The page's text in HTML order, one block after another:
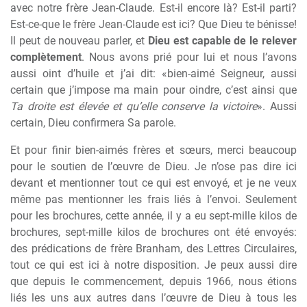
avec notre frère Jean-Claude. Est-il encore là? Est-il parti?
Est-ce-que le frère Jean-Claude est ici? Que Dieu te bénisse!
Il peut de nouveau parler, et Dieu est capable de le relever
complètement. Nous avons prié pour lui et nous l’avons
aussi oint d’huile et j’ai dit: «bien-aimé Seigneur, aussi
certain que j’impose ma main pour oindre, c’est ainsi que
Ta droite est élevée et qu’elle conserve la victoire». Aussi
certain, Dieu confirmera Sa parole.
Et pour finir bien-aimés frères et sœurs, merci beaucoup
pour le soutien de l’œuvre de Dieu. Je n’ose pas dire ici
devant et mentionner tout ce qui est envoyé, et je ne veux
même pas mentionner les frais liés à l’envoi. Seulement
pour les brochures, cette année, il y a eu sept-mille kilos de
brochures, sept-mille kilos de brochures ont été envoyés:
des prédications de frère Branham, des Lettres Circulaires,
tout ce qui est ici à notre disposition. Je peux aussi dire
que depuis le commencement, depuis 1966, nous étions
liés les uns aux autres dans l’œuvre de Dieu à tous les